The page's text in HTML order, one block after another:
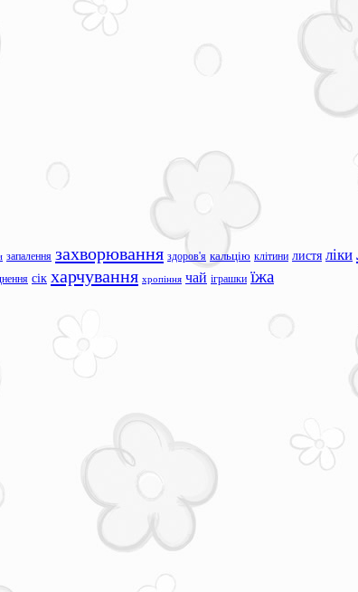
запалення захворювання здоров'я кальцію клітини листя ліки
сік харчування хропіння чай іграшки їжа